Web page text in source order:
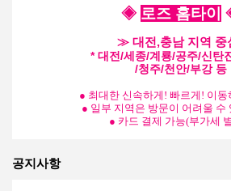
◈ 로즈 홈타이
≫ 대전,충남 지역
* 대전/세종/계룡/공주/신탄
/청주/천안/부강 등
● 최대한 신속하게! 빠르게! 이동
● 일부 지역은 방문이 어려울 수
● 카드 결제 가능(부가세
공지사항